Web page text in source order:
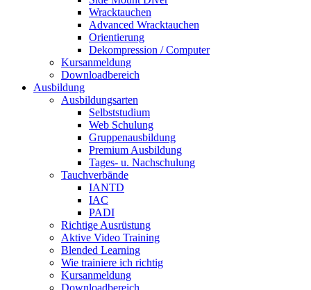
Wracktauchen
Advanced Wracktauchen
Orientierung
Dekompression / Computer
Kursanmeldung
Downloadbereich
Ausbildung
Ausbildungsarten
Selbststudium
Web Schulung
Gruppenausbildung
Premium Ausbildung
Tages- u. Nachschulung
Tauchverbände
IANTD
IAC
PADI
Richtige Ausrüstung
Aktive Video Training
Blended Learning
Wie trainiere ich richtig
Kursanmeldung